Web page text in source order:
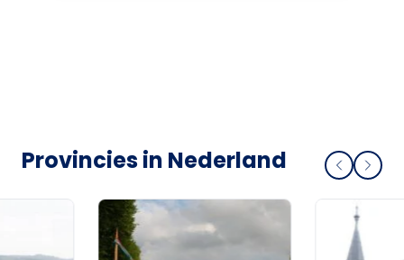
Provincies in Nederland